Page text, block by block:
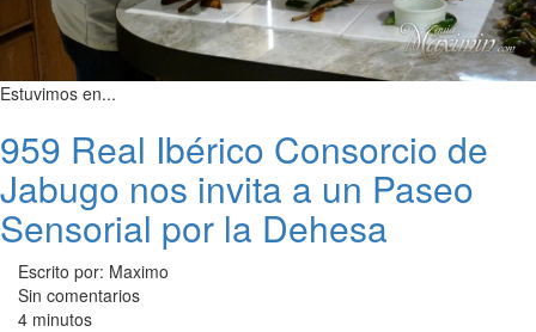
Estuvimos en...
959 Real Ibérico Consorcio de
Jabugo nos invita a un Paseo
Sensorial por la Dehesa
Escrito por: Maximo
Sin comentarios
4 minutos